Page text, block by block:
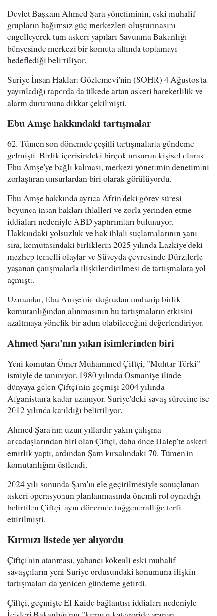
Devlet Başkanı Ahmed Şara yönetiminin, eski muhalif
grupların bağımsız güç merkezleri oluşturmasını
engelleyerek tüm askeri yapıları Savunma Bakanlığı
bünyesinde merkezi bir komuta altında toplamayı
hedeflediği belirtiliyor.
Suriye İnsan Hakları Gözlemevi'nin (SOHR) 4 Ağustos'ta
yayınladığı raporda da ülkede artan askeri hareketlilik ve
alarm durumuna dikkat çekilmişti.
Ebu Amşe hakkındaki tartışmalar
62. Tümen son dönemde çeşitli tartışmalarla gündeme
gelmişti. Birlik içerisindeki birçok unsurun kişisel olarak
Ebu Amşe'ye bağlı kalması, merkezi yönetimin denetimini
zorlaştıran unsurlardan biri olarak görülüyordu.
Ebu Amşe hakkında ayrıca Afrin'deki görev süresi
boyunca insan hakları ihlalleri ve zorla yerinden etme
iddiaları nedeniyle ABD yaptırımları bulunuyor.
Hakkındaki yolsuzluk ve hak ihlali suçlamalarının yanı
sıra, komutasındaki birliklerin 2025 yılında Lazkiye'deki
mezhep temelli olaylar ve Süveyda çevresinde Dürzilerle
yaşanan çatışmalarla ilişkilendirilmesi de tartışmalara yol
açmıştı.
Uzmanlar, Ebu Amşe'nin doğrudan muharip birlik
komutanlığından alınmasının bu tartışmaların etkisini
azaltmaya yönelik bir adım olabileceğini değerlendiriyor.
Ahmed Şara'nın yakın isimlerinden biri
Yeni komutan Ömer Muhammed Çiftçi, "Muhtar Türki"
ismiyle de tanınıyor. 1980 yılında Osmaniye ilinde
dünyaya gelen Çiftçi'nin geçmişi 2004 yılında
Afganistan'a kadar uzanıyor. Suriye'deki savaş sürecine ise
2012 yılında katıldığı belirtiliyor.
Ahmed Şara'nın uzun yıllardır yakın çalışma
arkadaşlarından biri olan Çiftçi, daha önce Halep'te askeri
emirlik yaptı, ardından Şam kırsalındaki 70. Tümen'in
komutanlığını üstlendi.
2024 yılı sonunda Şam'ın ele geçirilmesiyle sonuçlanan
askeri operasyonun planlanmasında önemli rol oynadığı
belirtilen Çiftçi, aynı dönemde tuğgeneralliğe terfi
ettirilmişti.
Kırmızı listede yer alıyordu
Çiftçi'nin atanması, yabancı kökenli eski muhalif
savaşçıların yeni Suriye ordusundaki konumuna ilişkin
tartışmaları da yeniden gündeme getirdi.
Çiftçi, geçmişte El Kaide bağlantısı iddiaları nedeniyle